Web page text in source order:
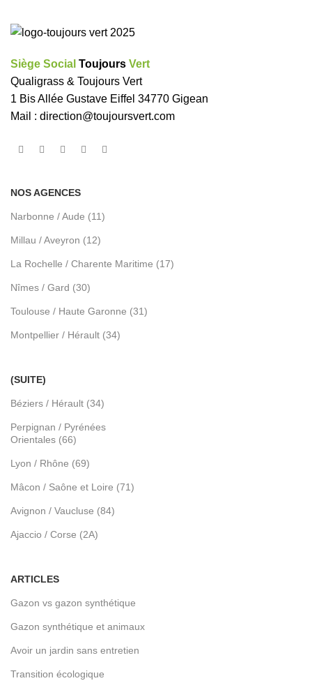
Siège Social Toujours Vert
Qualigrass & Toujours Vert
1 Bis Allée Gustave Eiffel 34770 Gigean
Mail : direction@toujoursvert.com
NOS AGENCES
Narbonne / Aude (11)
Millau / Aveyron (12)
La Rochelle / Charente Maritime (17)
Nîmes / Gard (30)
Toulouse / Haute Garonne (31)
Montpellier / Hérault (34)
(SUITE)
Béziers / Hérault (34)
Perpignan / Pyrénées
Orientales (66)
Lyon / Rhône (69)
Mâcon / Saône et Loire (71)
Avignon / Vaucluse (84)
Ajaccio / Corse (2A)
ARTICLES
Gazon vs gazon synthétique
Gazon synthétique et animaux
Avoir un jardin sans entretien
Transition écologique